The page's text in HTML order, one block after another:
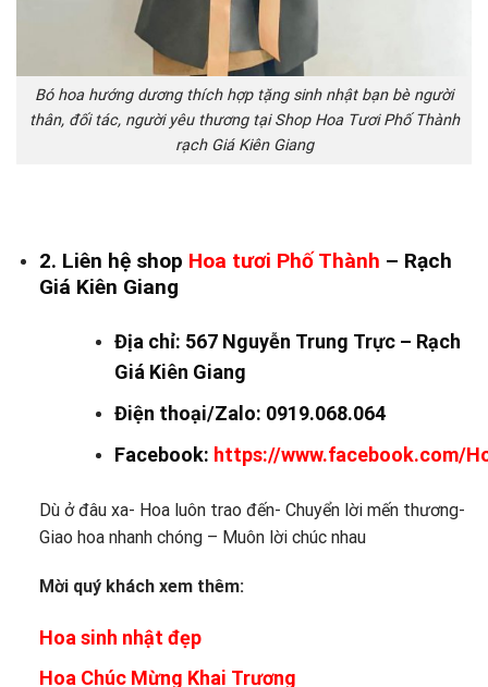
Bó hoa hướng dương thích hợp tặng sinh nhật bạn bè người
thân, đối tác, người yêu thương tại Shop Hoa Tươi Phố Thành
rạch Giá Kiên Giang
2. Liên hệ shop Hoa tươi Phố Thành – Rạch
Giá Kiên Giang
Địa chỉ: 567 Nguyễn Trung Trực – Rạch
Giá Kiên Giang
Điện thoại/Zalo: 0919.068.064
Facebook: https://www.facebook.com/
Dù ở đâu xa- Hoa luôn trao đến- Chuyển lời mến thương-
Giao hoa nhanh chóng – Muôn lời chúc nhau
Mời quý khách xem thêm:
Hoa sinh nhật đẹp
Hoa Chúc Mừng Khai Trương